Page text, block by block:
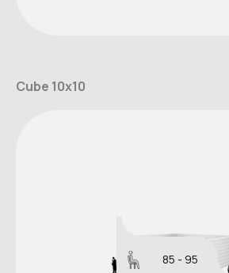
Cube 10x10
85 - 95